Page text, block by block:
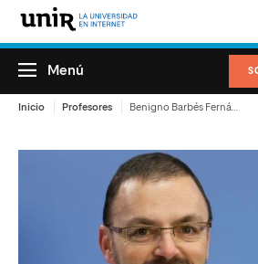
Menú
Inicio Profesores